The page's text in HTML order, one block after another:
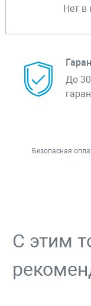
Нет в
До
Безопасная
С этим